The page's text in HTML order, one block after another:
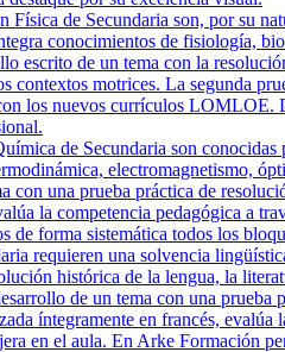
Física de Secundaria son, por su
conocimientos de fisiología,
escrito de un tema con la
contextos motrices. La segunda
los nuevos currículos
de Secundaria son
electromagnetismo,
con una prueba práctica de
la competencia pedagógica a
de forma sistemática todos los
requieren una solvencia
histórica de la lengua, la
de un tema con una
íntegramente en francés,
en el aula. En Arke Formación